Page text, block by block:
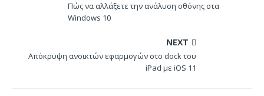
Πώς να αλλάξετε την ανάλυση οθόνης στα
Windows 10
NEXT
Απόκρυψη ανοικτών εφαρμογών στο dock του
iPad με iOS 11